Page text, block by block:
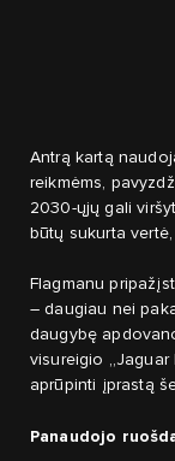
Antrą kartą
reikmėms,
2030-ųjų gali
būtų sukurta
Flagmanu
– daugiau nei
daugybę
visureigio „Jaguar
aprūpinti įprastą
Panaudojo